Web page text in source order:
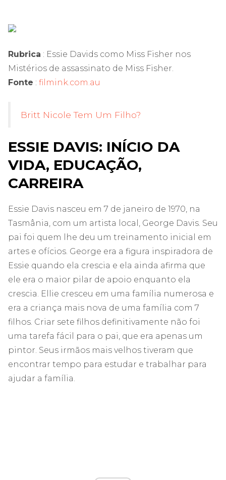
Rubrica : Essie Davids como Miss Fisher nos
Mistérios de assassinato de Miss Fisher.
Fonte : filmink.com.au
Britt Nicole Tem Um Filho?
ESSIE DAVIS: INÍCIO DA
VIDA, EDUCAÇÃO,
CARREIRA
Essie Davis nasceu em 7 de janeiro de 1970, na
Tasmânia, com um artista local, George Davis. Seu
pai foi quem lhe deu um treinamento inicial em
artes e ofícios. George era a figura inspiradora de
Essie quando ela crescia e ela ainda afirma que
ele era o maior pilar de apoio enquanto ela
crescia. Ellie cresceu em uma família numerosa e
era a criança mais nova de uma família com 7
filhos. Criar sete filhos definitivamente não foi
uma tarefa fácil para o pai, que era apenas um
pintor. Seus irmãos mais velhos tiveram que
encontrar tempo para estudar e trabalhar para
ajudar a família.